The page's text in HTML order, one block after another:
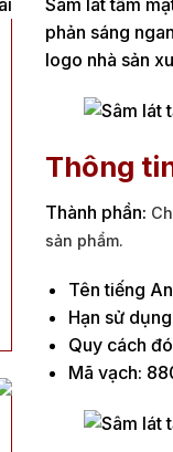
Sâm lát tẩm
phản sáng
logo nhà sản
Thông
Thành phần:
sản phẩm.
Tên tiếng
Hạn sử
Quy cách
Mã vạch: